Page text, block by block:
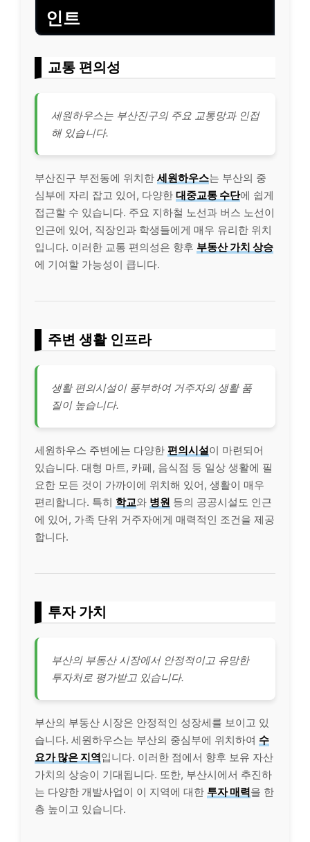
인트
교통 편의성
세원하우스는 부산진구의 주요 교통망과 인접
해 있습니다.
부산진구 부전동에 위치한 세원하우스는 부산의 중
심부에 자리 잡고 있어, 다양한 대중교통 수단에 쉽게
접근할 수 있습니다. 주요 지하철 노선과 버스 노선이
인근에 있어, 직장인과 학생들에게 매우 유리한 위치
입니다. 이러한 교통 편의성은 향후 부동산 가치 상승
에 기여할 가능성이 큽니다.
주변 생활 인프라
생활 편의시설이 풍부하여 거주자의 생활 품
질이 높습니다.
세원하우스 주변에는 다양한 편의시설이 마련되어
있습니다. 대형 마트, 카페, 음식점 등 일상 생활에 필
요한 모든 것이 가까이에 위치해 있어, 생활이 매우
편리합니다. 특히 학교와 병원 등의 공공시설도 인근
에 있어, 가족 단위 거주자에게 매력적인 조건을 제공
합니다.
투자 가치
부산의 부동산 시장에서 안정적이고 유망한
투자처로 평가받고 있습니다.
부산의 부동산 시장은 안정적인 성장세를 보이고 있
습니다. 세원하우스는 부산의 중심부에 위치하여 수
요가 많은 지역입니다. 이러한 점에서 향후 보유 자산
가치의 상승이 기대됩니다. 또한, 부산시에서 추진하
는 다양한 개발사업이 이 지역에 대한 투자 매력을 한
층 높이고 있습니다.